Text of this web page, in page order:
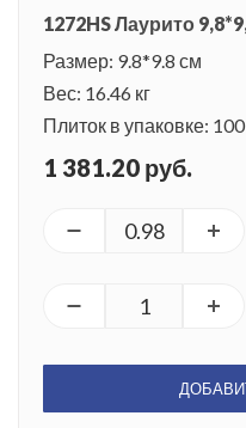
Коллекция получила
небольшого поселения
горами, а местные жители
«настоящей Италией».
Расположение Лаурито
1272HS Лаурито
Размер: 9.8*9.8 см
Вес: 16.46 кг
Плиток в упаковке:
1 381.20 руб.